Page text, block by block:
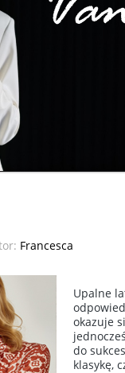
Francesca
Upalne
okazuje
do
klasykę,